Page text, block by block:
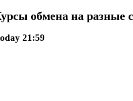
USDC в качестве
обмена на разные
21:59